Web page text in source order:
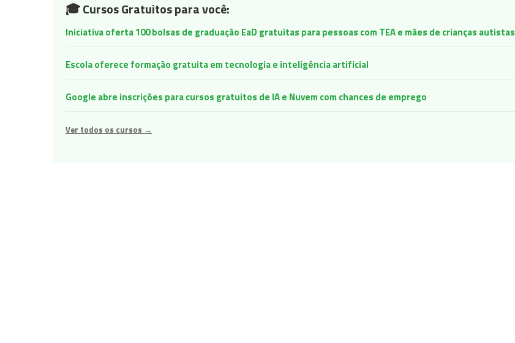
🎓 Cursos Gratuitos para você:
Iniciativa oferta 100 bolsas de graduação EaD gratuitas para pessoas com TEA e mães de crianças autistas
Escola oferece formação gratuita em tecnologia e inteligência artificial
Google abre inscrições para cursos gratuitos de IA e Nuvem com chances de emprego
Ver todos os cursos →